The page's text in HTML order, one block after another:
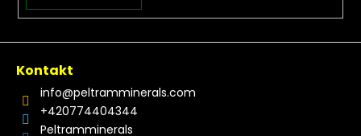
Kontakt
info@peltramminerals.com
+420774404344
Peltramminerals